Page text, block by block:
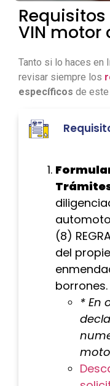
VIN motor
Tanto si lo haces en
revisar siempre los
específicos de este
(8)
del
borrones.
* En